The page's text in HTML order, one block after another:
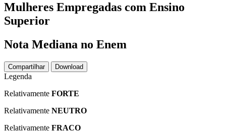
Mulheres Empregadas com Ensino
Superior
Nota Mediana no Enem
Compartilhar Download
Legenda
Relativamente FORTE
Relativamente NEUTRO
Relativamente FRACO